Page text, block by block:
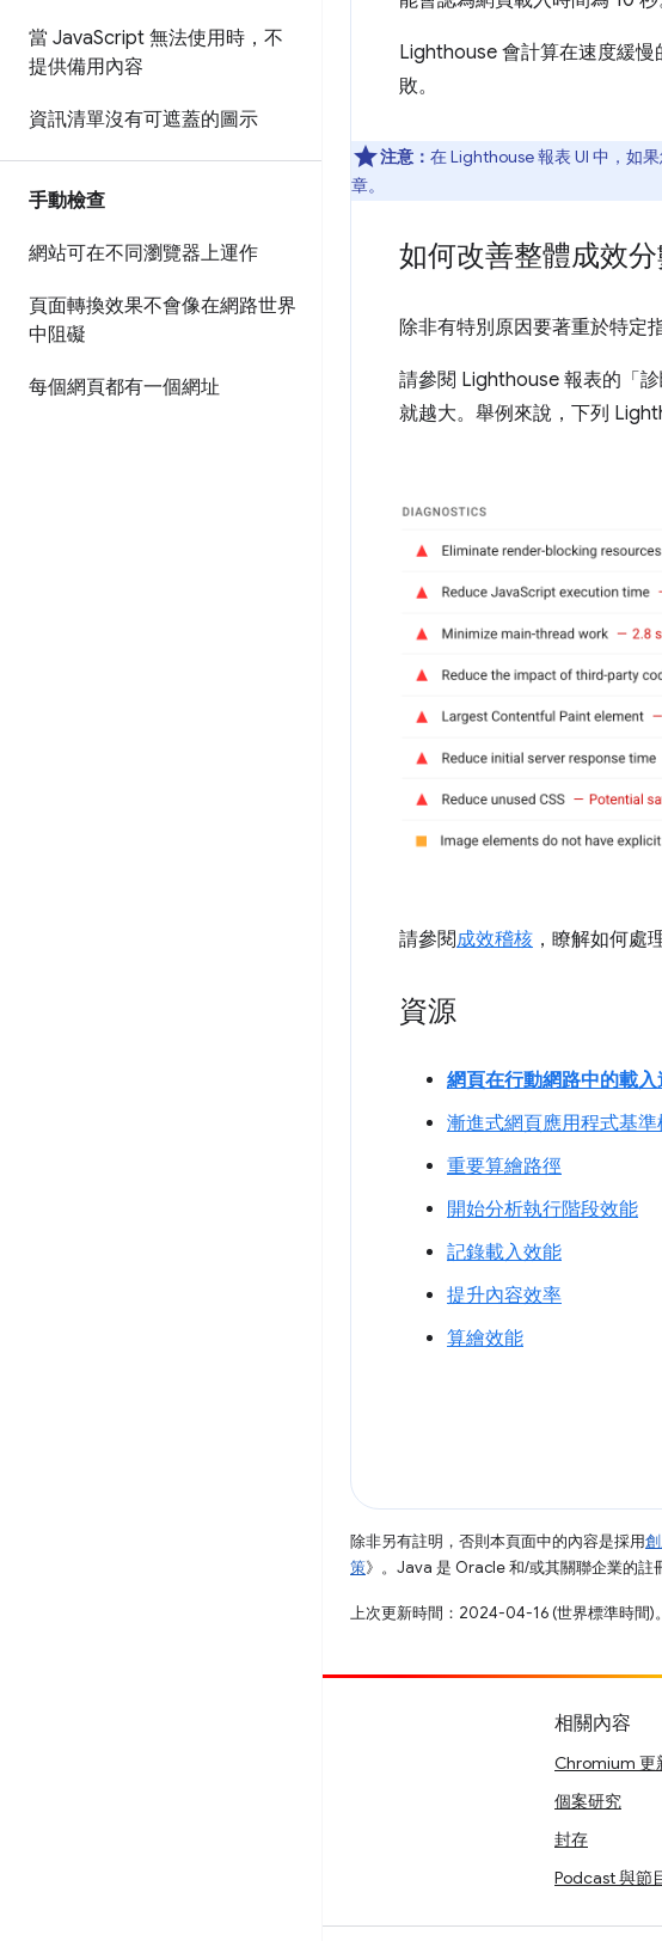
當 JavaScript 無法使用時，不
提供備用內容
資訊清單沒有可遮蓋的圖示
手動檢查
網站可在不同瀏覽器上運作
頁面轉換效果不會像在網路世界
中阻礙
每個網頁都有一個網址
Lighthouse 會計算在速度緩慢
敗。
注意： 在 Lighthouse 報表 UI 中，如
章。
如何改善整體成效
除非有特別原因要著重於特定
請參閱 Lighthouse 報表的「診
就越大。舉例來說，下列
請參閱成效稽核 ，瞭解如何處
資源
網頁在行動網路中的載
漸進式網頁應用程式基
重要算繪路徑
開始分析執行階段效能
記錄載入效能
提升內容效率
算繪效能
除非另有註明，否則本頁面中的內容是採用
策》。Java 是 Oracle 和/或其關聯企業的註
上次更新時間：2024-04-16 (世界標準時間)。
相關內容
Chromium 更
個案研究
封存
Podcast 與節